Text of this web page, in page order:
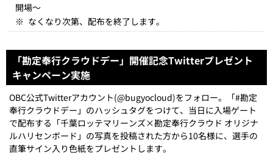
開場～
※ なくなり次第、配布を終了します。
「勘定奉行クラウドデー」開催記念Twitterプレゼント
キャンペーン実施
OBC公式Twitterアカウント(@bugyocloud)をフォロー。「#勘定
奉行クラウドデー」のハッシュタグをつけて、当日に入場ゲート
で配布する「千葉ロッテマリーンズ×勘定奉行クラウド オリジナ
ルハリセンボード」の写真を投稿された方から10名様に、選手の
直筆サイン入り色紙をプレゼントします。